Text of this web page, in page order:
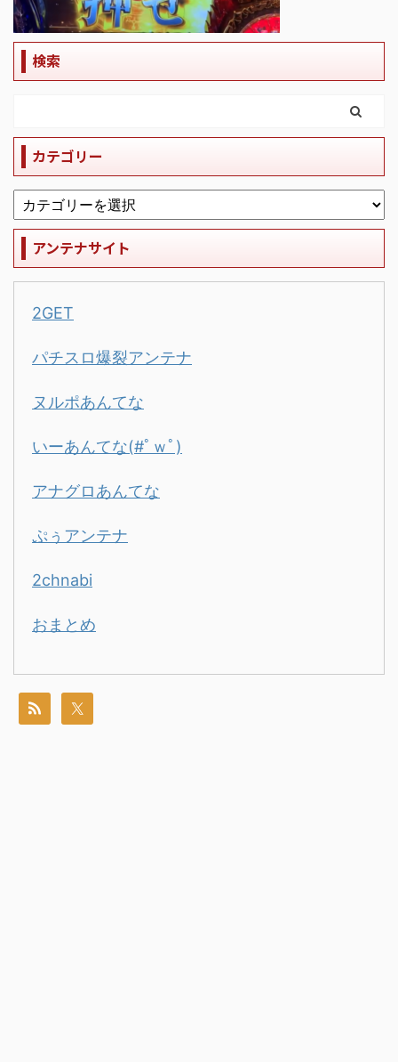
検索
カテゴリー
アンテナサイト
2GET
パチスロ爆裂アンテナ
ヌルポあんてな
いーあんてな(#ﾟｗﾟ)
アナグロあんてな
ぷぅアンテナ
2chnabi
おまとめ